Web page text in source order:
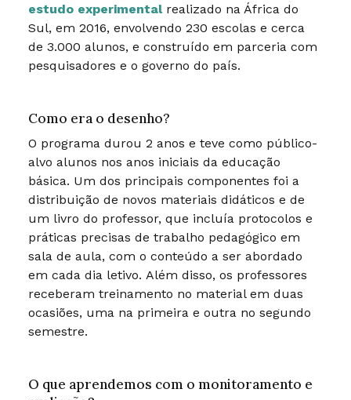
estudo experimentalrealizado na África do
Sul, em 2016, envolvendo 230 escolas e cerca
de 3.000 alunos, e construído em parceria com
pesquisadores e o governo do país.
Como era o desenho?
O programa durou 2 anos e teve como público-
alvo alunos nos anos iniciais da educação
básica. Um dos principais componentes foi a
distribuição de novos materiais didáticos e de
um livro do professor, que incluía protocolos e
práticas precisas de trabalho pedagógico em
sala de aula, com o conteúdo a ser abordado
em cada dia letivo. Além disso, os professores
receberam treinamento no material em duas
ocasiões, uma na primeira e outra no segundo
semestre.
O que aprendemos com o monitoramento e